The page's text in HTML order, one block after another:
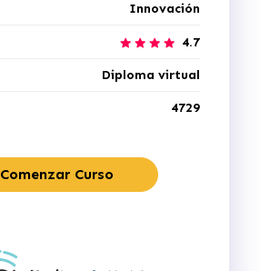
Innovación
4.7
Diploma virtual
4729
Comenzar Curso